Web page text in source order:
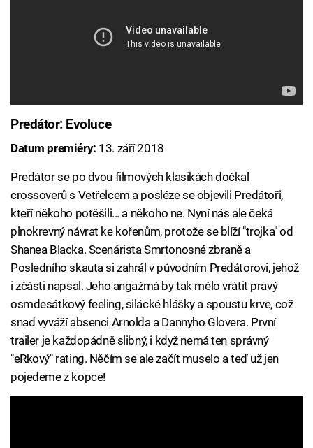
Predátor: Evoluce
Datum premiéry: 13. září 2018
Predátor se po dvou filmových klasikách dočkal
crossoverů s Vetřelcem a posléze se objevili Predátoři,
kteří někoho potěšili... a někoho ne. Nyní nás ale čeká
plnokrevný návrat ke kořenům, protože se blíží "trojka" od
Shanea Blacka. Scenárista Smrtonosné zbraně a
Posledního skauta si zahrál v původním Predátorovi, jehož
i zčásti napsal. Jeho angažmá by tak mělo vrátit pravý
osmdesátkový feeling, silácké hlášky a spoustu krve, což
snad vyváží absenci Arnolda a Dannyho Glovera. První
trailer je každopádně slibný, i když nemá ten správný
"eRkový" rating. Něčím se ale začít muselo a teď už jen
pojedeme z kopce!